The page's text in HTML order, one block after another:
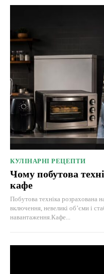
КУЛІНАРНІ РЕЦЕПТИ
Чому побутова
кафе
Побутова техніка розрахована
включення, невеликі об’єми і
навантаження.Кафе...